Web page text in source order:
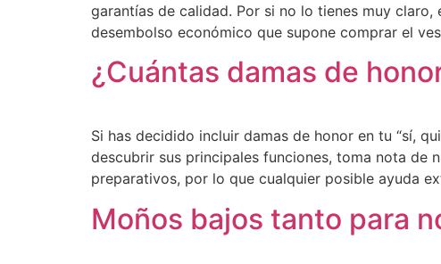
garantías de calidad. Por si no lo tienes muy
desembolso económico que supone comprar el
¿Cuántas damas de
Si has decidido incluir damas de honor en tu “sí,
descubrir sus principales funciones, toma nota de
preparativos, por lo que cualquier posible ayuda
Moños bajos tanto para